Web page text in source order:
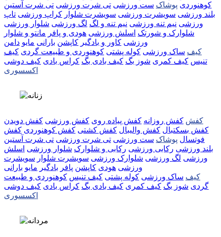
کوهنوردی پوشاک ست ورزشی تی شرت ورزشی تی شرت آستین
بلند ورزشی سویشرت ورزشی سویشرت شلوار کراپ ورزشی تاپ
ورزشی نیم تنه ورزشی نیم تنه و لگ لگ ورزشی شلوار ورزشی
شلوارک و شورتک اسلش ورزشی هودی و پافر مانتو و شلوار
ورزشی کاور و بادگیر کاپشن بارانی مایو دامن
کیف ساک ورزشی کوله پشتی کوهنوردی و طبیعت گردی کیف
تنیس کیف کمری شوز بگ کیف بادی بگ کراس بادی کیف دوشی
اکسسوری
کفش کفش روزانه کفش پیاده روی کفش ورزشی کفش دویدن
کفش بسکتبال کفش والیبال کفش کشتی کفش کوهنوردی کفش
فوتسال پوشاک ست ورزشی تی شرت ورزشی تی شرت آستین
بلند ورزشی رکابی ورزشی رکابی و شلوارک شلوار ورزشی اسلش
ورزشی لگ ورزشی شلوارک ورزشی سویشرت شلوار سویشرت
ورزشی هودی کاپشن پافر بادگیر مایو بارانی
کیف ساک ورزشی کوله پشتی کیف تنیس کوهنوردی و طبیعت
گردی شوز بگ کیف کمری کیف بادی بگ کراس بادی کیف دوشی
اکسسوری